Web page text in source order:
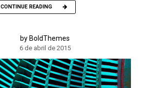
CONTINUE READING
by BoldThemes
6 de abril de 2015